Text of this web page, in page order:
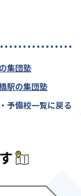
集団塾
駅の集団塾
予備校一覧に戻る